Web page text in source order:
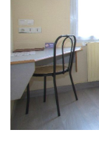
FR
02 47 05 23